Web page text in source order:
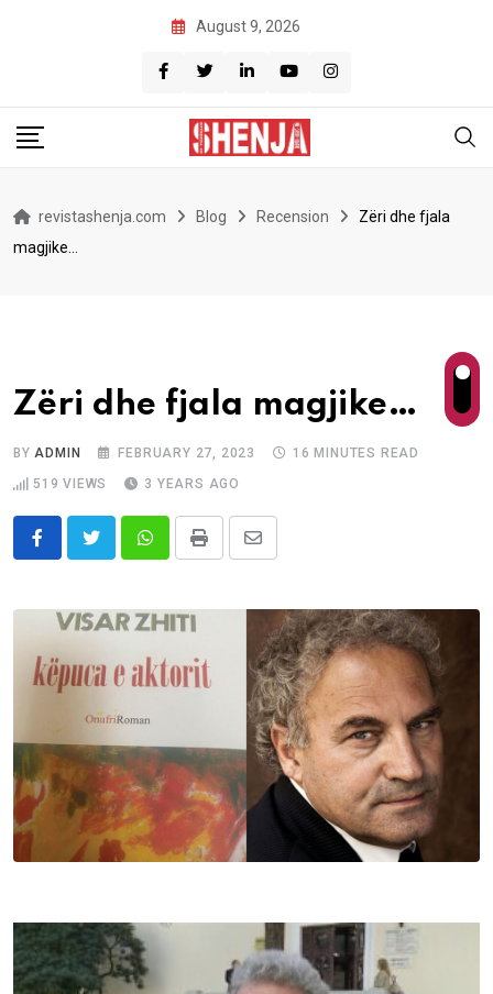
August 9, 2026
revistashenja.com Blog Recension
Zëri dhe fjala
magjike…
Zëri dhe fjala magjike…
BYADMIN FEBRUARY 27, 2023
16 MINUTES READ
519 VIEWS 3 YEARS AGO
WhatsappPrint
Share
Email